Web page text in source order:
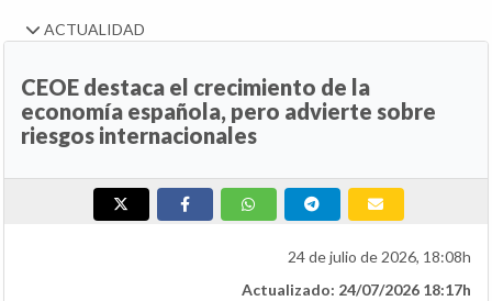
ACTUALIDAD
CEOE destaca el crecimiento de la
economía española, pero advierte sobre
riesgos internacionales
24 de julio de 2026, 18:08h
Actualizado: 24/07/2026 18:17h